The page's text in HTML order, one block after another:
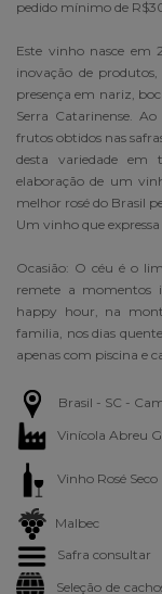
pedido mínimo de
Este vinho nasce em
inovação de
presença em nariz,
Serra Catarinense.
frutos obtidos nas
desta variedade em
elaboração de um
melhor rosé do Brasil
Um vinho que
Ocasião: O céu é o
remete a momentos
happy hour, na
familia, nos dias
apenas com piscina e
Brasil - SC -
Vinícola Abreu
Vinho Rosé Seco
Malbec
Safra consultar
Seleção de